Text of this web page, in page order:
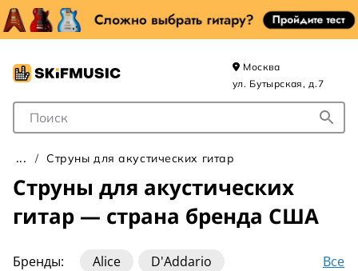
Поле для Поиска
Москва
ул. Бутырская, д.7
Струны для акустических гитар
Струны для акустических
гитар — страна бренда США
Бренды: Все
Alice
D'Addario